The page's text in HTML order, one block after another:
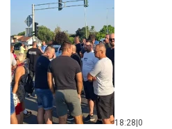
18:28 0